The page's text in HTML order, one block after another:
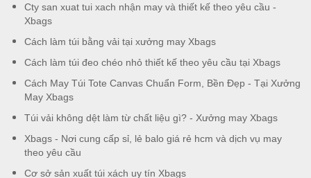
Cty san xuat tui xach nhận may và thiết kế theo yêu cầu -
Xbags
Cách làm túi bằng vải tại xưởng may Xbags
Cách làm túi đeo chéo nhỏ thiết kế theo yêu cầu tại Xbags
Cách May Túi Tote Canvas Chuẩn Form, Bền Đẹp - Tại Xưởng
May Xbags
Túi vải không dệt làm từ chất liệu gì? - Xưởng may Xbags
Xbags - Nơi cung cấp sỉ, lẻ balo giá rẻ hcm và dịch vụ may
theo yêu cầu
Cơ sở sản xuất túi xách uy tín Xbags